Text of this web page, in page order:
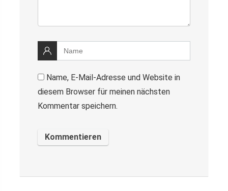
Name, E-Mail-Adresse und Website in
diesem Browser für meinen nächsten
Kommentar speichern.